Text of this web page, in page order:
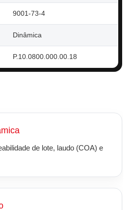
9001-73-4
Dinâmica
P.10.0800.000.00.18
de lote, laudo (COA) e